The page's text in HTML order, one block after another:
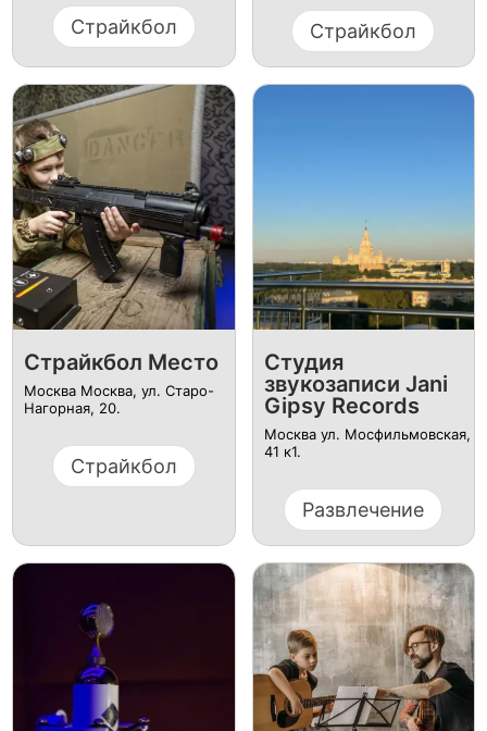
Страйкбол Страйкбол
Страйкбол Место
Москва Москва, ул. Старо-
Нагорная, 20.
Страйкбол
Студия
звукозаписи Jani
Gipsy Records
Москва ул. ​Мосфильмовская,
41 к1.
Развлечение